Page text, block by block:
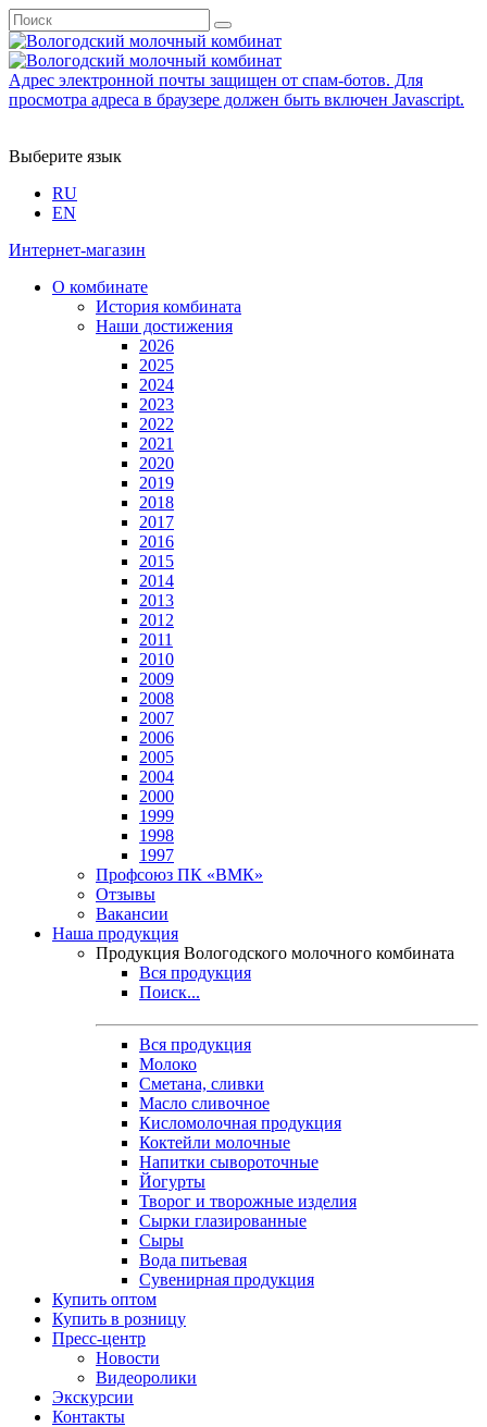
Адрес электронной почты защищен от спам-ботов. Для
просмотра адреса в браузере должен быть включен Javascript.
Выберите язык
RU
EN
Интернет-магазин
О комбинате
История комбината
Наши достижения
2026
2025
2024
2023
2022
2021
2020
2019
2018
2017
2016
2015
2014
2013
2012
2011
2010
2009
2008
2007
2006
2005
2004
2000
1999
1998
1997
Профсоюз ПК «ВМК»
Отзывы
Вакансии
Наша продукция
Продукция Вологодского молочного комбината
Вся продукция
Поиск...
Вся продукция
Молоко
Сметана, сливки
Масло сливочное
Кисломолочная продукция
Коктейли молочные
Напитки сывороточные
Йогурты
Творог и творожные изделия
Сырки глазированные
Сыры
Вода питьевая
Сувенирная продукция
Купить оптом
Купить в розницу
Пресс-центр
Новости
Видеоролики
Экскурсии
Контакты